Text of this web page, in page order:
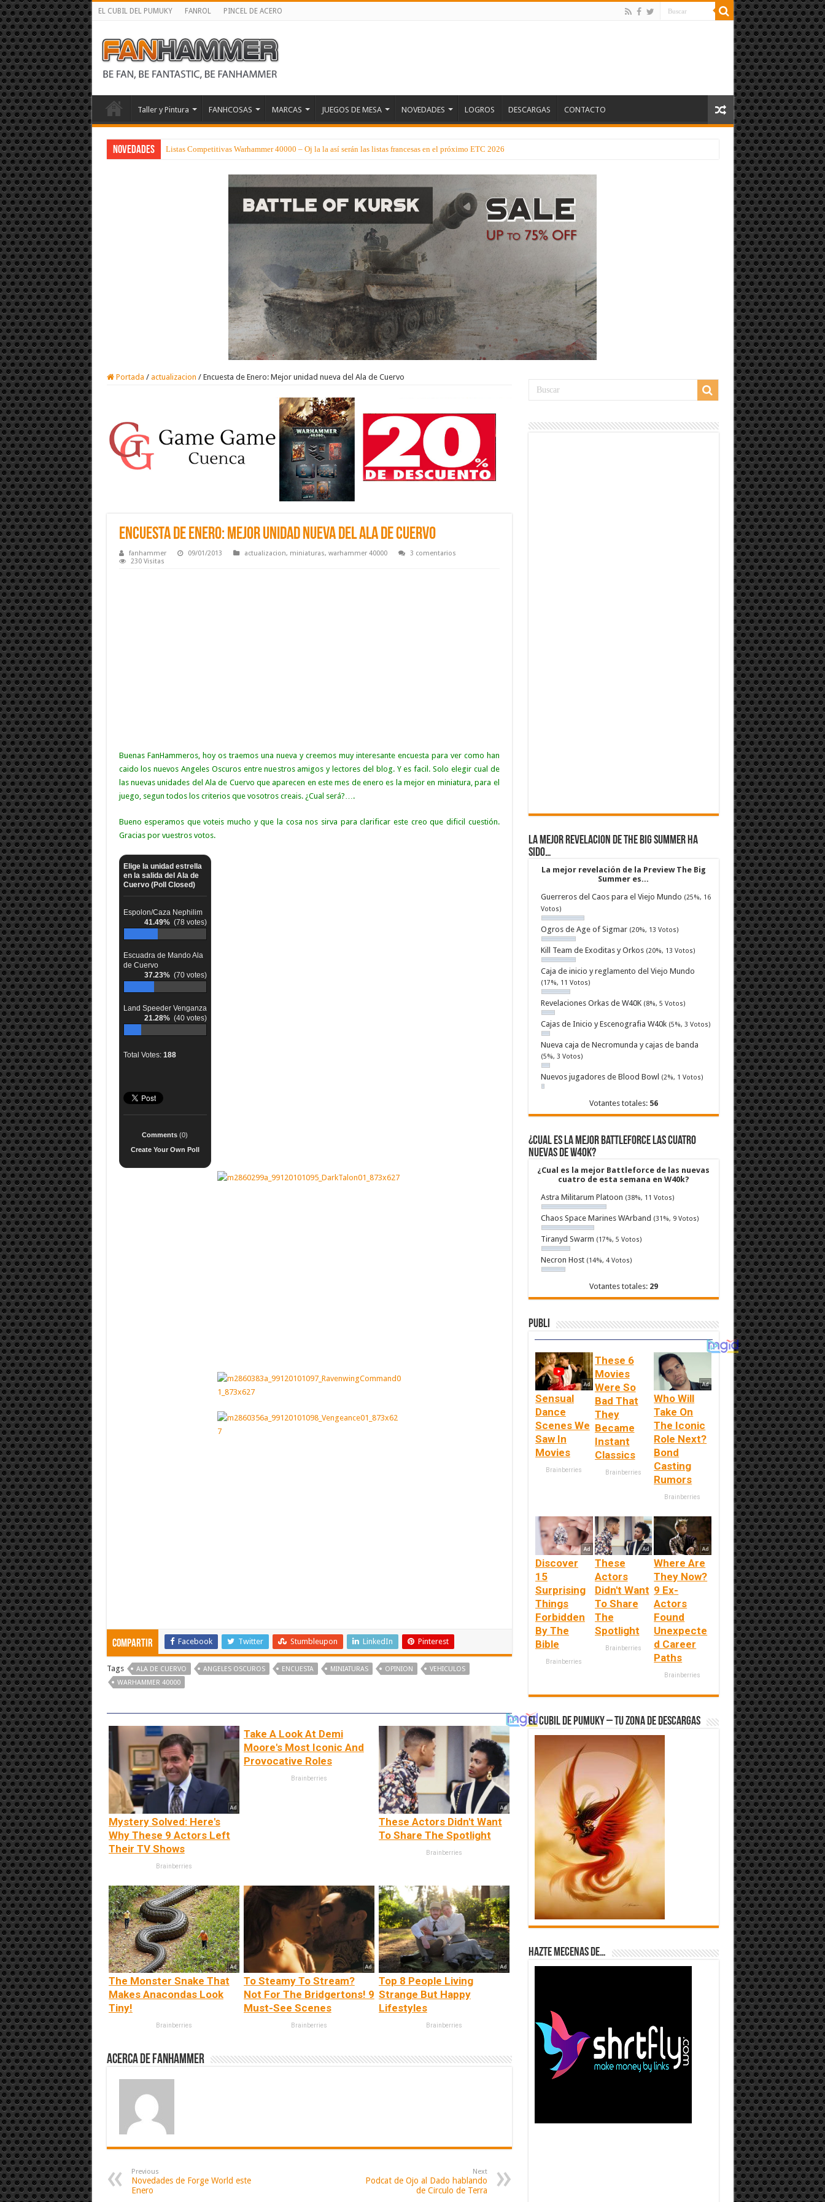
EL CUBIL DEL PUMUKY FANROL PINCEL DE ACERO
Taller y Pintura FANHCOSAS MARCAS JUEGOS DE MESA NOVEDADES LOGROS DESCARGAS CONTACTO
NOVEDADES Listas Competitivas Warhammer 40000 – Oj la la así serán las listas francesas en el próximo ETC 2026
Portada / actualizacion / Encuesta de Enero: Mejor unidad nueva del Ala de Cuervo
Encuesta de Enero: Mejor unidad nueva del Ala de Cuervo
fanhammer 09/01/2013 actualizacion, miniaturas, warhammer 40000
3 comentarios
230 Visitas
Buenas FanHammeros, hoy os traemos una nueva y creemos muy interesante encuesta para ver como han
caido los nuevos Angeles Oscuros entre nuestros amigos y lectores del blog. Y es facil. Solo elegir cual de
las nuevas unidades del Ala de Cuervo que aparecen en este mes de enero es la mejor en miniatura, para el
juego, segun todos los criterios que vosotros creais. ¿Cual será?….
Bueno esperamos que voteis mucho y que la cosa nos sirva para clarificar este creo que dificil cuestión.
Gracias por vuestros votos.
Elige la unidad estrella
en la salida del Ala de
Cuervo (Poll Closed)
Espolon/Caza Nephilim
41.49%(78 votes)
Escuadra de Mando Ala
de Cuervo
37.23%(70 votes)
Land Speeder Venganza
21.28%(40 votes)
Total Votes: 188
Comments (0)
Create Your Own Poll
Compartir Facebook Twitter Stumbleupon LinkedIn Pinterest
Tags ALA DE CUERVO ANGELES OSCUROS ENCUESTA MINIATURAS OPINION
VEHICULOS
WARHAMMER 40000
Mystery Solved: Here's
Why These 9 Actors Left
Their TV Shows
Brainberries
Take A Look At Demi
Moore's Most Iconic And
Provocative Roles
Brainberries
These Actors Didn't Want
To Share The Spotlight
Brainberries
The Monster Snake That
Makes Anacondas Look
Tiny!
Brainberries
To Steamy To Stream?
Not For The Bridgertons! 9
Must-See Scenes
Brainberries
Top 8 People Living
Strange But Happy
Lifestyles
Brainberries
Acerca de fanhammer
Previous
Novedades de Forge World este
Enero
Next
Podcat de Ojo al Dado hablando
de Circulo de Terra
La mejor revelacion de The Big Summer ha
sido…
La mejor revelación de la Preview The Big
Summer es...
Guerreros del Caos para el Viejo Mundo (25%, 16
Votos)
Ogros de Age of Sigmar (20%, 13 Votos)
Kill Team de Exoditas y Orkos (20%, 13 Votos)
Caja de inicio y reglamento del Viejo Mundo
(17%, 11 Votos)
Revelaciones Orkas de W40K (8%, 5 Votos)
Cajas de Inicio y Escenografia W40k (5%, 3 Votos)
Nueva caja de Necromunda y cajas de banda
(5%, 3 Votos)
Nuevos jugadores de Blood Bowl (2%, 1 Votos)
Votantes totales: 56
¿Cual es la mejor Battleforce las cuatro
nuevas de W40k?
¿Cual es la mejor Battleforce de las nuevas
cuatro de esta semana en W40k?
Astra Militarum Platoon (38%, 11 Votos)
Chaos Space Marines WArband (31%, 9 Votos)
Tiranyd Swarm (17%, 5 Votos)
Necron Host (14%, 4 Votos)
Votantes totales: 29
Publi
Sensual
Dance
Scenes We
Saw In
Movies
Brainberries
These 6
Movies
Were So
Bad That
They
Became
Instant
Classics
Brainberries
Who Will
Take On
The Iconic
Role Next?
Bond
Casting
Rumors
Brainberries
Discover
15
Surprising
Things
Forbidden
By The
Bible
Brainberries
These
Actors
Didn't Want
To Share
The
Spotlight
Brainberries
Where Are
They Now?
9 Ex-
Actors
Found
Unexpecte
d Career
Paths
Brainberries
El Cubil de Pumuky – Tu zona de Descargas
Hazte Mecenas de…